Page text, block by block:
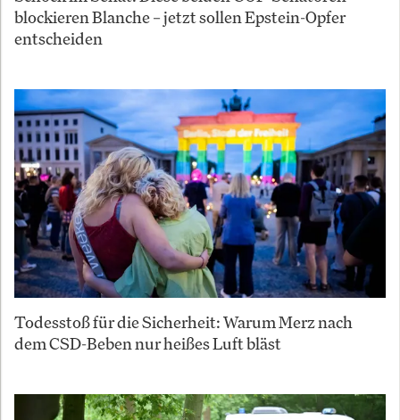
blockieren Blanche – jetzt sollen Epstein-Opfer
entscheiden
Todesstoß für die Sicherheit: Warum Merz nach
dem CSD-Beben nur heißes Luft bläst